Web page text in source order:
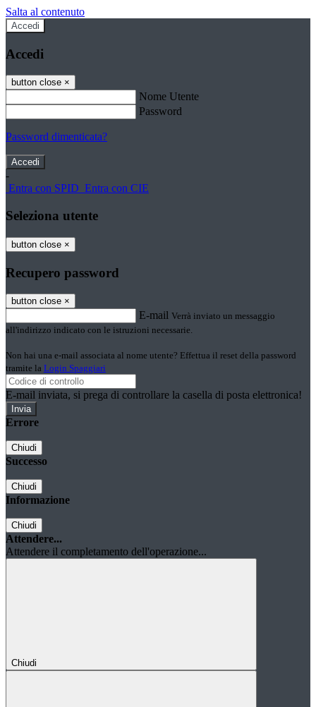
Salta al contenuto
Accedi
Accedi
button close ×
Nome Utente
Password
Password dimenticata?
-
Entra con SPID Entra con CIE
Seleziona utente
button close ×
Recupero password
button close ×
E-mail Verrà inviato un messaggio
all'indirizzo indicato con le istruzioni necessarie.
Non hai una e-mail associata al nome utente? Effettua il reset della password
tramite la Login Spaggiari
E-mail inviata, si prega di controllare la casella di posta elettronica!
Errore
Chiudi
Successo
Chiudi
Informazione
Chiudi
Attendere...
Attendere il completamento dell'operazione...
Chiudi